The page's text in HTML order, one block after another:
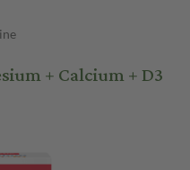
+ Calcium + D3